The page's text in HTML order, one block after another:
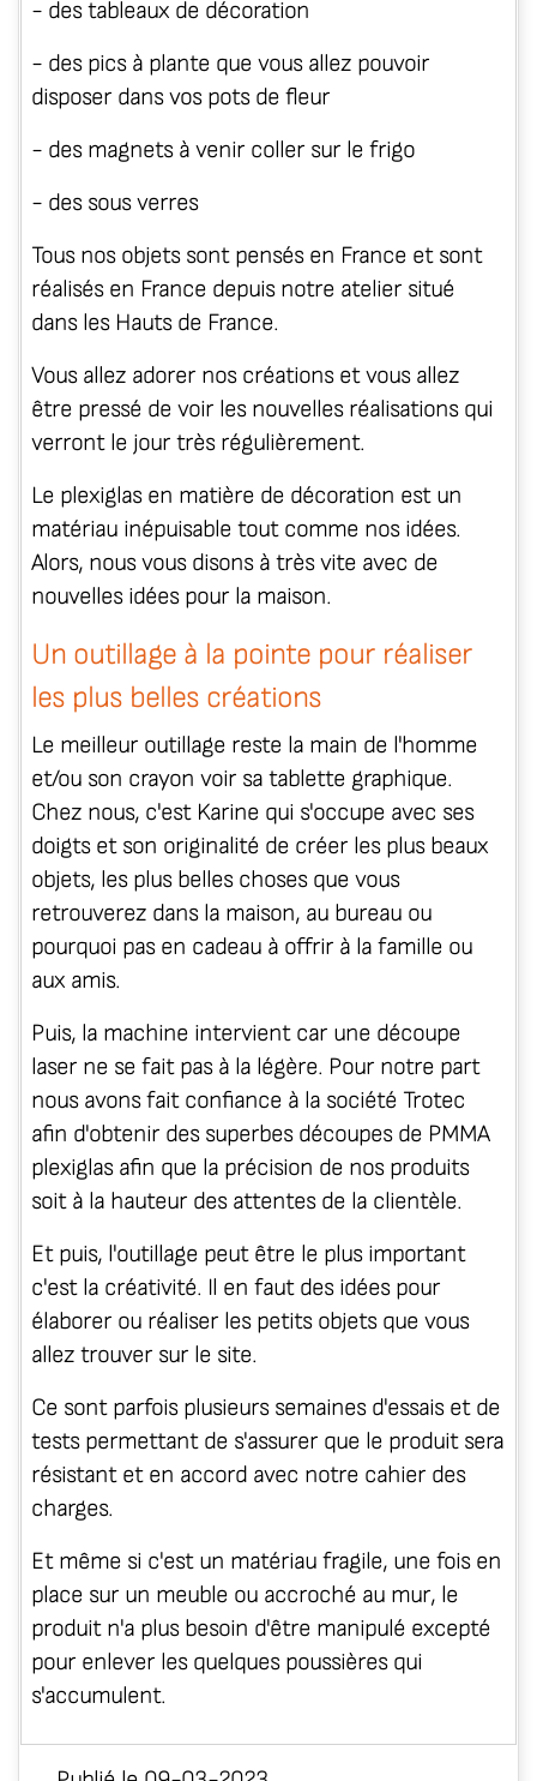
- destableaux de décoration
- des pics à plante que vous allez pouvoir
disposer dans vos pots de fleur
- des magnetsà venir coller sur le frigo
- des sous verres
Tous nos objets sont pensés en France et sont
réalisés en France depuis notre atelier situé
dans les Hauts de France.
Vous allez adorer nos créations et vous allez
être pressé de voir les nouvelles réalisations qui
verront le jour très régulièrement.
Le plexiglas en matière de décoration est un
matériau inépuisable tout comme nos idées.
Alors, nous vous disons à très vite avec de
nouvelles idées pour la maison.
Un outillage à la pointe pour réaliser
les plus belles créations
Le meilleur outillage reste la main de l'homme
et/ou son crayon voir sa tablette graphique.
Chez nous, c'est Karine qui s'occupe avec ses
doigts et son originalité de créer les plus beaux
objets, les plus belles choses que vous
retrouverez dans la maison, au bureau ou
pourquoi pas en cadeau à offrir à la famille ou
aux amis.
Puis, la machine intervient car une découpe
laser ne se fait pas à la légère. Pour notre part
nous avons fait confiance à la société Trotec
afin d'obtenir des superbes découpes de PMMA
plexiglas afin que la précision de nos produits
soit à la hauteur des attentes de la clientèle.
Et puis, l'outillage peut être le plus important
c'est la créativité. Il en faut des idées pour
élaborer ou réaliser les petits objets que vous
allez trouver sur le site.
Ce sont parfois plusieurs semaines d'essais et de
tests permettant de s'assurer que le produit sera
résistant et en accord avec notre cahier des
charges.
Et même si c'est un matériau fragile, une fois en
place sur un meuble ou accroché au mur, le
produit n'a plus besoin d'être manipulé excepté
pour enlever les quelques poussières qui
s'accumulent.